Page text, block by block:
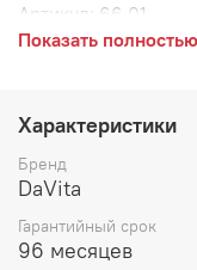
Артикул: 66.01
глубина 500 мм
высота 460 мм
Показать полностью
Характеристики
Бренд
DaVita
Гарантийный срок
96 месяцев